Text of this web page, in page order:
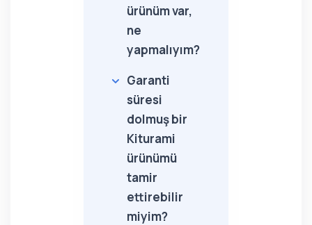
ürünüm var,
ne
yapmalıyım?
Garanti
süresi
dolmuş bir
Kiturami
ürünümü
tamir
ettirebilir
miyim?